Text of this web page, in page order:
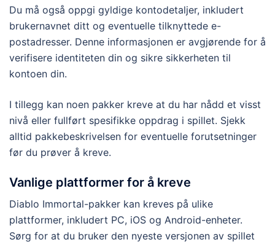
Du må også oppgi gyldige kontodetaljer, inkludert
brukernavnet ditt og eventuelle tilknyttede e-
postadresser. Denne informasjonen er avgjørende for å
verifisere identiteten din og sikre sikkerheten til
kontoen din.
I tillegg kan noen pakker kreve at du har nådd et visst
nivå eller fullført spesifikke oppdrag i spillet. Sjekk
alltid pakkebeskrivelsen for eventuelle forutsetninger
før du prøver å kreve.
Vanlige plattformer for å kreve
Diablo Immortal-pakker kan kreves på ulike
plattformer, inkludert PC, iOS og Android-enheter.
Sørg for at du bruker den nyeste versjonen av spillet